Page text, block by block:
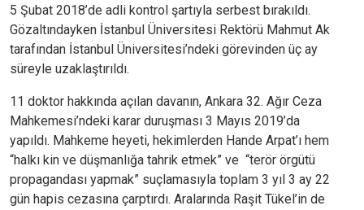
5 Şubat 2018’de adli kontrol şartıyla serbest bırakıldı.
Gözaltındayken İstanbul Üniversitesi Rektörü Mahmut Ak
tarafından İstanbul Üniversitesi’ndeki görevinden üç ay
süreyle uzaklaştırıldı.
11 doktor hakkında açılan davanın, Ankara 32. Ağır Ceza
Mahkemesi’ndeki karar duruşması 3 Mayıs 2019’da
yapıldı. Mahkeme heyeti, hekimlerden Hande Arpat’ı hem
“halkı kin ve düşmanlığa tahrik etmek” ve “terör örgütü
propagandası yapmak” suçlamasıyla toplam 3 yıl 3 ay 22
gün hapis cezasına çarptırdı. Aralarında Raşit Tükel’in de